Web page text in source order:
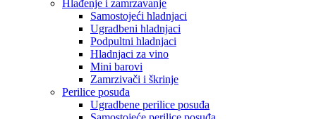
Hlađenje i zamrzavanje
Samostojeći hladnjaci
Ugradbeni hladnjaci
Podpultni hladnjaci
Hladnjaci za vino
Mini barovi
Zamrzivači i škrinje
Perilice posuđa
Ugradbene perilice posuđa